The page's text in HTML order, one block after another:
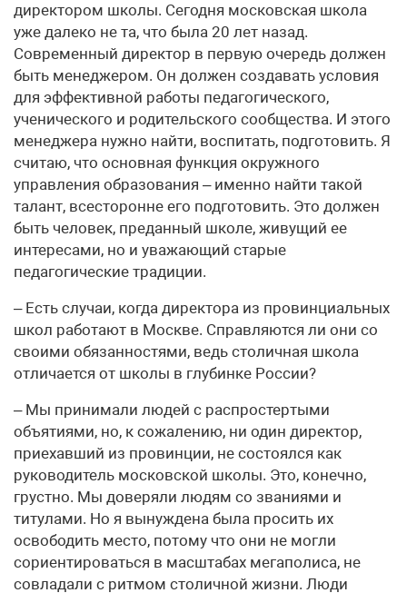
директором школы. Сегодня московская школа
уже далеко не та, что была 20 лет назад.
Современный директор в первую очередь должен
быть менеджером. Он должен создавать условия
для эффективной работы педагогического,
ученического и родительского сообщества. И этого
менеджера нужно найти, воспитать, подготовить. Я
считаю, что основная функция окружного
управления образования – именно найти такой
талант, всесторонне его подготовить. Это должен
быть человек, преданный школе, живущий ее
интересами, но и уважающий старые
педагогические традиции.
– Есть случаи, когда директора из провинциальных
школ работают в Москве. Справляются ли они со
своими обязанностями, ведь столичная школа
отличается от школы в глубинке России?
– Мы принимали людей с распростертыми
объятиями, но, к сожалению, ни один директор,
приехавший из провинции, не состоялся как
руководитель московской школы. Это, конечно,
грустно. Мы доверяли людям со званиями и
титулами. Но я вынуждена была просить их
освободить место, потому что они не могли
сориентироваться в масштабах мегаполиса, не
совладали с ритмом столичной жизни. Люди